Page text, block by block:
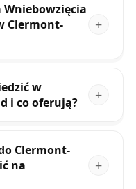
Wniebowzięcia
Clermont-
w
i co oferują?
Clermont-
na